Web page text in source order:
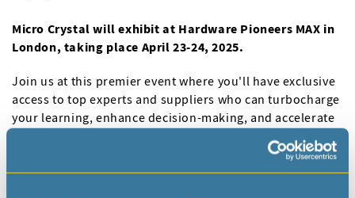
Micro Crystal will exhibit at Hardware Pioneers MAX in
London, taking place April 23-24, 2025.
Join us at this premier event where you'll have exclusive
access to top experts and suppliers who can turbocharge
your learning, enhance decision-making, and accelerate
Visit us atBooth E3. We can't wait to connect with you